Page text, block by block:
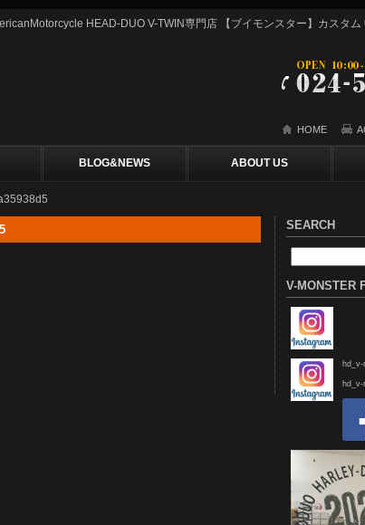
HEAD-DUO V-TWIN専門店 【ブイモンスター】カスタム
HOME
BLOG&NEWS ABOUT US
SEARCH
V-MONSTER